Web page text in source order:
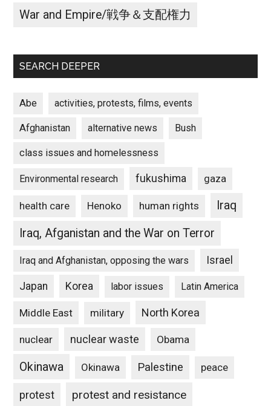
War and Empire/戦争＆支配権力
SEARCH DEEPER
Abe activities, protests, films, events
Afghanistan alternative news Bush
class issues and homelessness
Environmental research fukushima gaza
health care Henoko human rights
Iraq
Iraq, Afganistan and the War on Terror
Iraq and Afghanistan, opposing the wars Israel
Japan Korea labor issues Latin America
Middle East military North Korea
nuclear nuclear waste Obama
Okinawa Okinawa Palestine peace
protest protest and resistance